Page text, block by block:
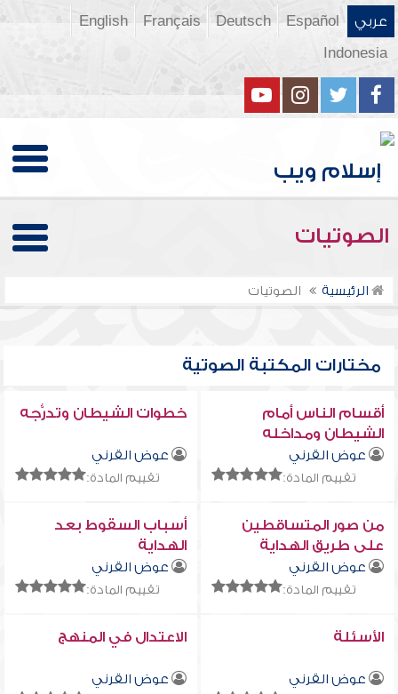
عربي Español
Deutsch
Français
English
Indonesia
الصوتيات
الرئيسية الصوتيات
مختارات المكتبة الصوتية
أقسام الناس أمام
الشيطان ومداخله
عوض القرني
تقييم المادة:
خطوات الشيطان وتدرُّجه
عوض القرني
تقييم المادة:
من صور المتساقطين
على طريق الهداية
عوض القرني
تقييم المادة:
أسباب السقوط بعد
الهداية
عوض القرني
تقييم المادة:
الأسئلة
عوض القرني
الاعتدال في المنهج
عوض القرني